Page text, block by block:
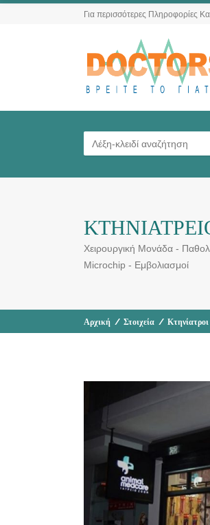
Για περισσότερες Πληροφορίες
Χειρουργική Μονάδα -
Microchip - Εμβολιασμοί
Αρχική / Στοιχεία /